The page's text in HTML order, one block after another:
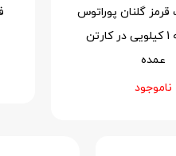
قرمز نیم کیلویی
۵,۰۰۰,۰۰۰